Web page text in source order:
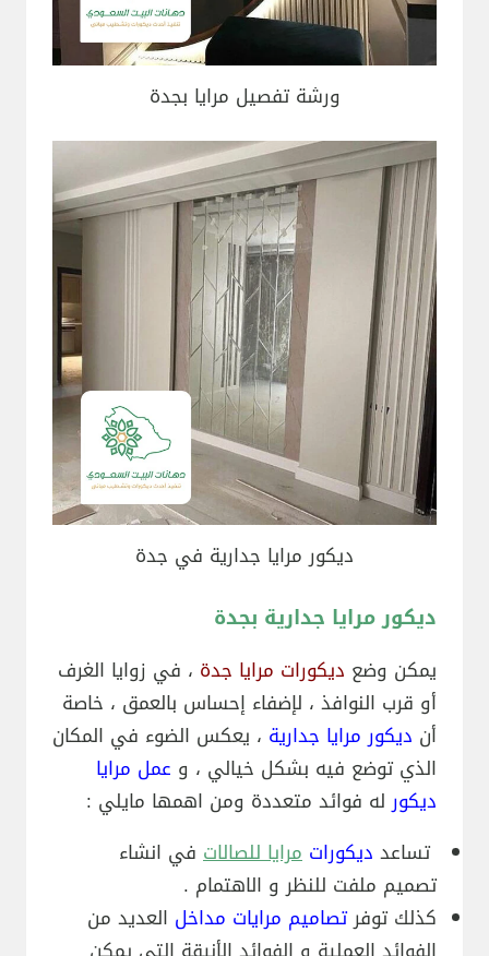
ورشة تفصيل مرايا بجدة
ديكور مرايا جدارية في جدة
ديكور مرايا جدارية بجدة
يمكن وضع ديكورات مرايا جدة ، في زوايا الغرف
أو قرب النوافذ ، لإضفاء إحساس بالعمق ، خاصة
أن ديكور مرايا جدارية ، يعكس الضوء في المكان
الذي توضع فيه بشكل خيالي ، و عمل مرايا
ديكورله فوائد متعددة ومن اهمها مايلي :
تساعد ديكورات مرايا للصالات في انشاء
تصميم ملفت للنظر و الاهتمام .
كذلك توفرتصاميم مرايات مداخل العديد من